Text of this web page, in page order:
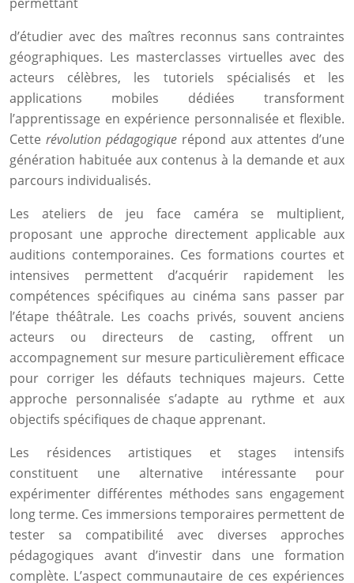
d’étudier avec des maîtres reconnus sans contraintes
géographiques. Les masterclasses virtuelles avec des
acteurs célèbres, les tutoriels spécialisés et les
applications mobiles dédiées transforment
l’apprentissage en expérience personnalisée et flexible.
Cette révolution pédagogique répond aux attentes d’une
génération habituée aux contenus à la demande et aux
parcours individualisés.
Les ateliers de jeu face caméra se multiplient,
proposant une approche directement applicable aux
auditions contemporaines. Ces formations courtes et
intensives permettent d’acquérir rapidement les
compétences spécifiques au cinéma sans passer par
l’étape théâtrale. Les coachs privés, souvent anciens
acteurs ou directeurs de casting, offrent un
accompagnement sur mesure particulièrement efficace
pour corriger les défauts techniques majeurs. Cette
approche personnalisée s’adapte au rythme et aux
objectifs spécifiques de chaque apprenant.
Les résidences artistiques et stages intensifs
constituent une alternative intéressante pour
expérimenter différentes méthodes sans engagement
long terme. Ces immersions temporaires permettent de
tester sa compatibilité avec diverses approches
pédagogiques avant d’investir dans une formation
complète. L’aspect communautaire de ces expériences